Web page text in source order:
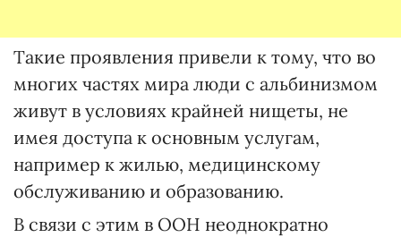
Такие проявления привели к тому, что во
многих частях мира люди с альбинизмом
живут в условиях крайней нищеты, не
имея доступа к основным услугам,
например к жилью, медицинскому
обслуживанию и образованию.
В связи с этим в ООН неоднократно